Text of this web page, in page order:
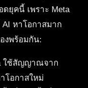
ยุคนี้ เพราะ Meta
หาโอกาสมาก
งพร้อมกัน:
ใช้สัญญาณจาก
โอกาสใหม่